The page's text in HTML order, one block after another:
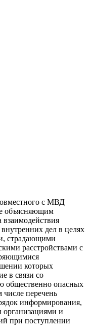
с МВД
объясняющим
дел в целях
страдающими
расстройствами с
которых
в связи со
общественно опасных
перечень
информирования,
и
при поступлении